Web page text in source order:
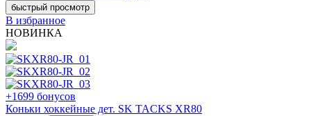
быстрый просмотр
В избранное
НОВИНКА
+1699 бонусов
Коньки хоккейные дет. SK TACKS XR80